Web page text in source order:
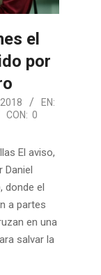
el
por
EN:
CON: 0
El aviso,
Daniel
donde el
a partes
en una
salvar la